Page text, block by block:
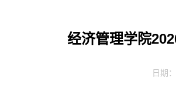
经济管理学院
日期